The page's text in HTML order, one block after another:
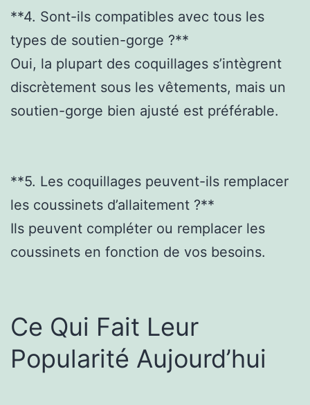
**4. Sont-ils compatibles avec tous les
types de soutien-gorge ?**
Oui, la plupart des coquillages s’intègrent
discrètement sous les vêtements, mais un
soutien-gorge bien ajusté est préférable.
**5. Les coquillages peuvent-ils remplacer
les coussinets d’allaitement ?**
Ils peuvent compléter ou remplacer les
coussinets en fonction de vos besoins.
Ce Qui Fait Leur
Popularité Aujourd’hui